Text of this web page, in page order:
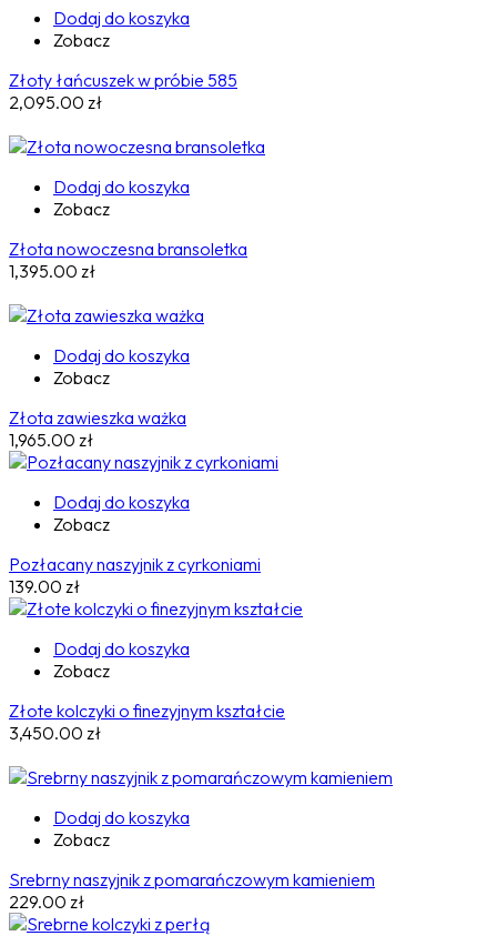
Dodaj do koszyka
Zobacz
Złoty łańcuszek w próbie 585
2,095.00 zł
Dodaj do koszyka
Zobacz
Złota nowoczesna bransoletka
1,395.00 zł
Dodaj do koszyka
Zobacz
Złota zawieszka ważka
1,965.00 zł
Dodaj do koszyka
Zobacz
Pozłacany naszyjnik z cyrkoniami
139.00 zł
Dodaj do koszyka
Zobacz
Złote kolczyki o finezyjnym kształcie
3,450.00 zł
Dodaj do koszyka
Zobacz
Srebrny naszyjnik z pomarańczowym kamieniem
229.00 zł